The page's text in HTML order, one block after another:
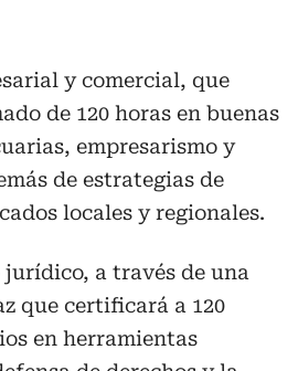
y comercial, que
de 120 horas en buenas
empresarismo y
de estrategias de
locales y regionales.
jurídico, a través de una
que certificará a 120
en herramientas